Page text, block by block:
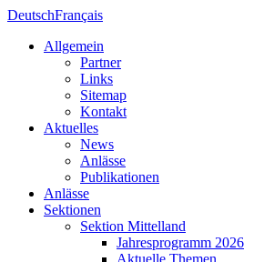
DeutschFrançais
Allgemein
Partner
Links
Sitemap
Kontakt
Aktuelles
News
Anlässe
Publikationen
Anlässe
Sektionen
Sektion Mittelland
Jahresprogramm 2026
Aktuelle Themen